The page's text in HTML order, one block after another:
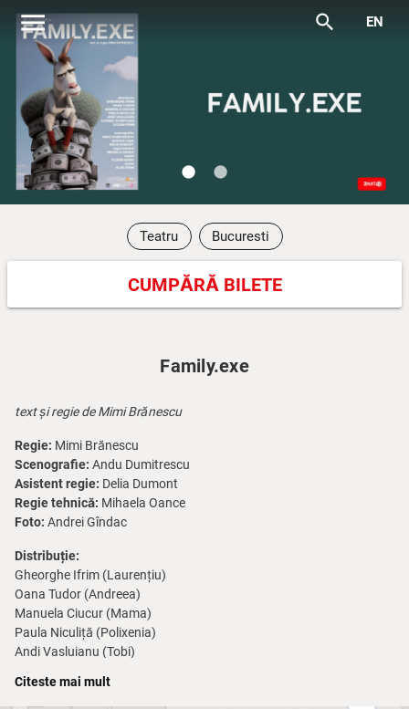
menu search EN
lens lens
Teatru Bucuresti
CUMPĂRĂ BILETE
Family.exe
text și regie de Mimi Brănescu
Regie: Mimi Brănescu
Scenografie: Andu Dumitrescu
Asistent regie: Delia Dumont
Regie tehnică: Mihaela Oance
Foto: Andrei Gîndac
Distribuție:
Gheorghe Ifrim (Laurențiu)
Oana Tudor (Andreea)
Manuela Ciucur (Mama)
Paula Niculiță (Polixenia)
Andi Vasluianu (Tobi)
Lucian Ifrim (Marian)
Citeste mai mult